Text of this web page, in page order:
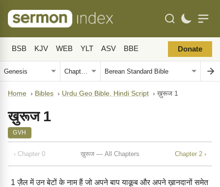
BSB KJV WEB YLT ASV BBE Donate
Home › Bibles › Urdu Geo Bible, Hindi Script › ख़ुरूज 1
ख़ुरूज 1
GVH
‹ Chapter 0 ख़ुरूज — All Chapters Chapter 2 ›
1 ज़ैल में उन बेटों के नाम हैं जो अपने बाप याक़ूब और अपने ख़ानदानों समेत